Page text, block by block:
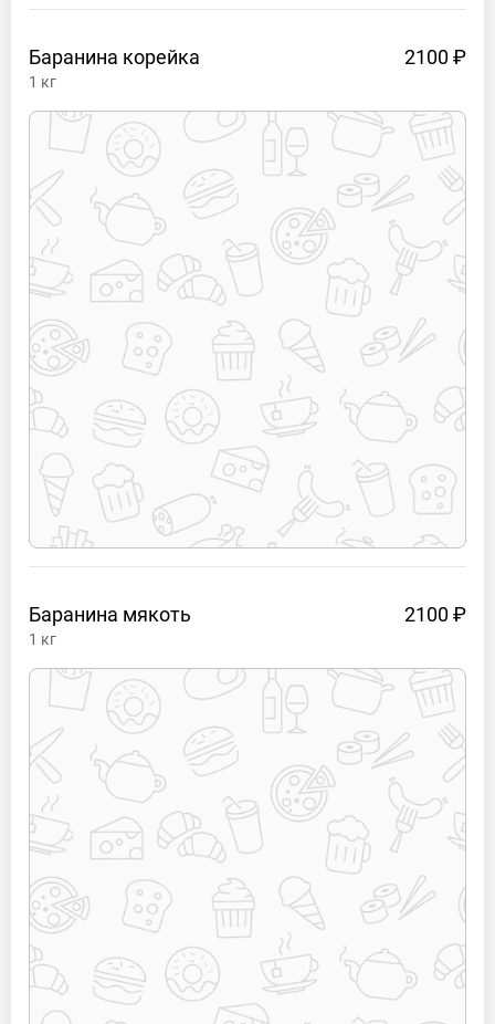
Баранина корейка 2100 ₽
1 кг
Баранина мякоть 2100 ₽
1 кг